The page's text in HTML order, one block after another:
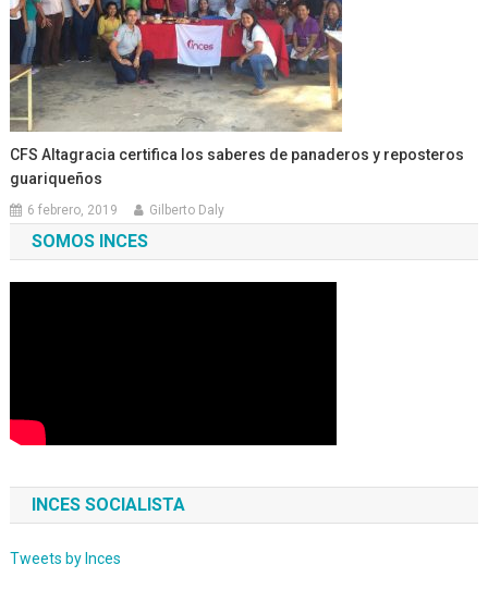
CFS Altagracia certifica los saberes de panaderos y reposteros
guariqueños
6 febrero, 2019 Gilberto Daly
SOMOS INCES
INCES SOCIALISTA
Tweets by Inces